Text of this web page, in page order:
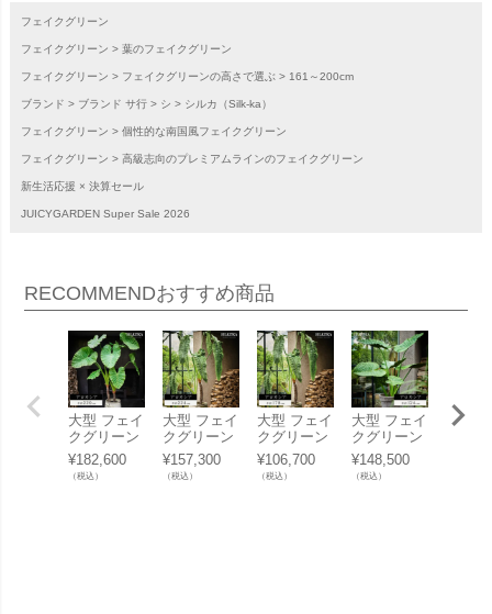
フェイクグリーン
フェイクグリーン 葉のフェイクグリーン
フェイクグリーン フェイクグリーンの高さで選ぶ 161～200cm
ブランド ブランド サ行 シ シルカ（Silk-ka）
フェイクグリーン 個性的な南国風フェイクグリーン
フェイクグリーン 高級志向のプレミアムラインのフェイクグリーン
新生活応援 × 決算セール
JUICYGARDEN Super Sale 2026
RECOMMENDおすすめ商品
大型 フェイ
クグリーン
「アロカシ
ア 220cm
シルカ（Sil
¥182,600
（税込）
大型 フェイ
クグリーン
「アロカシ
ア 224cm
シルカ（Sil
¥157,300
（税込）
大型 フェイ
クグリーン
「アロカシ
ア 178cm
シルカ（Sil
¥106,700
（税込）
大型 フェイ
クグリーン
「アロカシ
ア 124cm
シルカ（Sil
¥148,500
（税込）
大型